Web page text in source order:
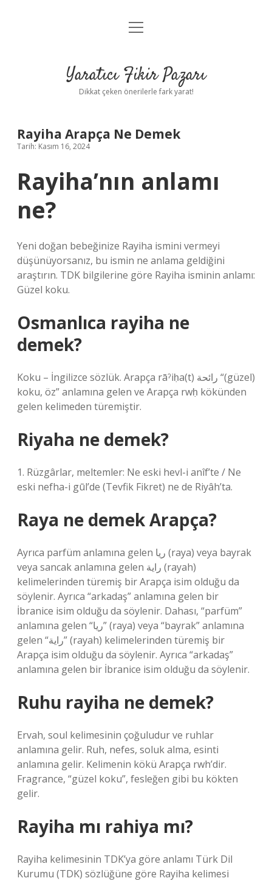
Anasayfa
Yasal Uyarı
menüyü
Yaratıcı Fikir Pazarı
Dikkat çeken önerilerle fark yarat!
Rayiha Arapça Ne Demek
Tarih: Kasım 16, 2024
Rayiha’nın anlamı
ne?
Yeni doğan bebeğinize Rayiha ismini vermeyi
düşünüyorsanız, bu ismin ne anlama geldiğini
araştırın. TDK bilgilerine göre Rayiha isminin anlamı:
Güzel koku.
Osmanlıca rayiha ne
demek?
Koku – İngilizce sözlük. Arapça rāˀiḥa(t) رائحة “(güzel)
koku, öz” anlamına gelen ve Arapça rwḥ kökünden
gelen kelimeden türemiştir.
Riyaha ne demek?
1. Rüzgârlar, meltemler: Ne eski hevl-i anîf’te / Ne
eski nefha-i gūl’de (Tevfik Fikret) ne de Riyâh’ta.
Raya ne demek Arapça?
Ayrıca parfüm anlamına gelen ريا (raya) veya bayrak
veya sancak anlamına gelen راية (rayah)
kelimelerinden türemiş bir Arapça isim olduğu da
söylenir. Ayrıca “arkadaş” anlamına gelen bir
İbranice isim olduğu da söylenir. Dahası, “parfüm”
anlamına gelen “ريا” (raya) veya “bayrak” anlamına
gelen “راية” (rayah) kelimelerinden türemiş bir
Arapça isim olduğu da söylenir. Ayrıca “arkadaş”
anlamına gelen bir İbranice isim olduğu da söylenir.
Ruhu rayiha ne demek?
Ervah, soul kelimesinin çoğuludur ve ruhlar
anlamına gelir. Ruh, nefes, soluk alma, esinti
anlamına gelir. Kelimenin kökü Arapça rwh’dir.
Fragrance, “güzel koku”, fesleğen gibi bu kökten
gelir.
Rayiha mı rahiya mı?
Rayiha kelimesinin TDK’ya göre anlamı Türk Dil
Kurumu (TDK) sözlüğüne göre Rayiha kelimesi